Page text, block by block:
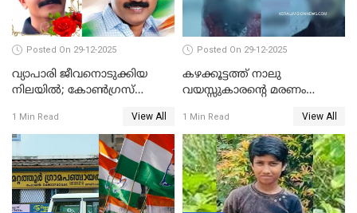
Posted On 29-12-2025
വ്യാപാരി ജീവനൊടുക്കിയ
നിലയില്‍; കോണ്‍ഗ്രസ്
മാനസികപീഡനമെന്ന് കുറിപ്പ്
1 Min Read View All
Posted On 29-12-2025
കഴക്കൂട്ടത്ത് നാലു
വയസ്സുകാരന്റെ മരണം
സുഹൃത്തും പൊലീസ്
കസ്റ്റഡിയിൽ
1 Min Read View All